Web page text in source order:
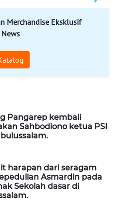
Merchandise Eksklusif
News
Pangarep kembali
Sahbodiono ketua PSI
harapan dari seragam
Asmardin pada
Sekolah dasar di